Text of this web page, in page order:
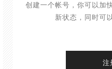
创建一个帐号，你可以加
新状态，同时可